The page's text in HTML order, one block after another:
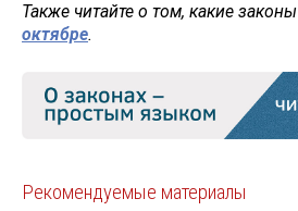
Также читайте о том, какие законы
октябре.
Рекомендуемые материалы